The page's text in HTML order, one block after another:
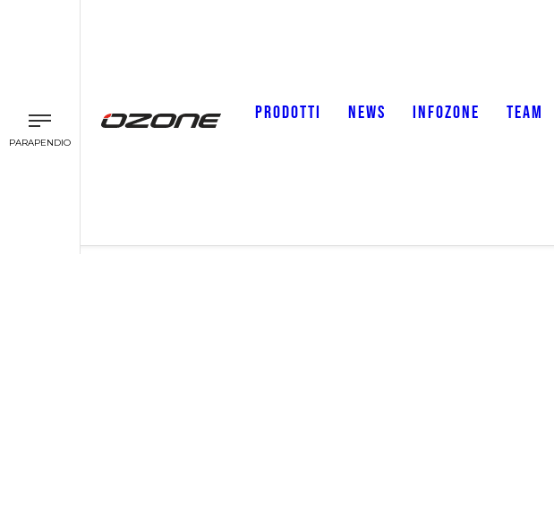
PARAPENDIO
PRODOTTI NEWS INFOZONE TEAM